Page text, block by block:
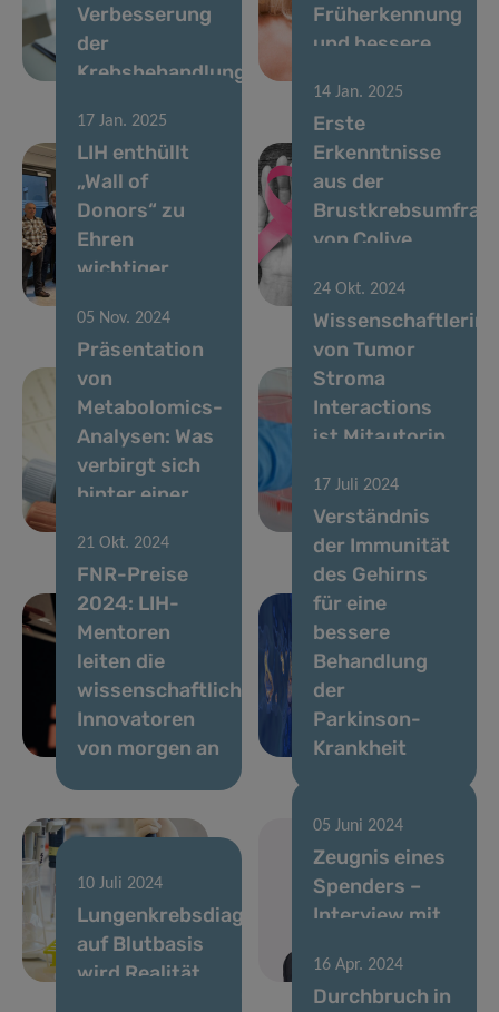
Verbesserung
der
Krebsbehandlung
Früherkennung
und bessere
17 Jan. 2025
LIH enthüllt
„Wall of
Donors“ zu
Ehren
wichtiger
Forschungsförderer
14 Jan. 2025
Erste
Erkenntnisse
aus der
von Colive
enthüllt
05 Nov. 2024
Präsentation
von
Metabolomics-
Analysen: Was
verbirgt sich
hinter einer
24 Okt. 2024
Wissenschaftlerin
von Tumor
Stroma
Interactions
ist Mitautorin
über eine neue
21 Okt. 2024
FNR-Preise
2024: LIH-
Mentoren
leiten die
wissenschaftlichen
Innovatoren
von morgen an
17 Juli 2024
Verständnis
der Immunität
des Gehirns
für eine
bessere
Behandlung
der
Parkinson-
Krankheit
10 Juli 2024
Lungenkrebsdiagnostik
auf Blutbasis
wird Realität
05 Juni 2024
Zeugnis eines
Spenders –
Interview mit
Hirdman
16 Apr. 2024
Durchbruch in